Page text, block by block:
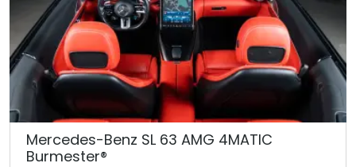
Mercedes-Benz SL 63 AMG 4MATIC
Burmester®